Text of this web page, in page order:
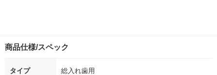
商品仕様/スペック
タイプ 総入れ歯用